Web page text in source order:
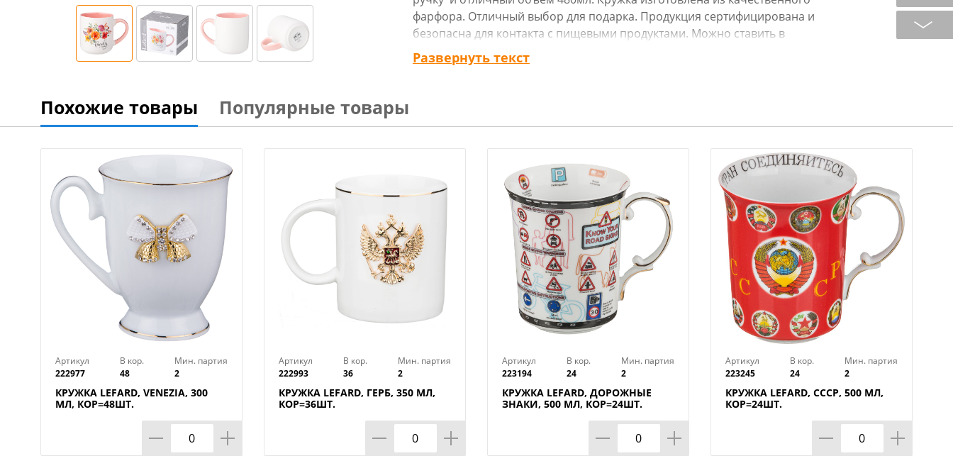
фарфора. Отличный выбор для подарка. Продукция сертифицирована и
безопасна для контакта с пищевыми продуктами. Можно ставить в
микроволновую печь .
Развернуть текст
Похожие товары Популярные товары
Артикул
222977
В кор.
48
Мин. партия
2
КРУЖКА LEFARD, VENEZIA, 300
МЛ, КОР=48ШТ.
Артикул
222993
В кор.
36
Мин. партия
2
КРУЖКА LEFARD, ГЕРБ, 350 МЛ,
КОР=36ШТ.
Артикул
223194
В кор.
24
Мин. партия
2
КРУЖКА LEFARD, ДОРОЖНЫЕ
ЗНАКИ, 500 МЛ, КОР=24ШТ.
Артикул
223245
В кор.
24
Мин. партия
2
КРУЖКА LEFARD, СССР, 500 МЛ,
КОР=24ШТ.